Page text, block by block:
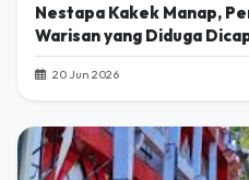
Nestapa Kakek Manap,
Warisan yang Diduga
20 Jun 2026